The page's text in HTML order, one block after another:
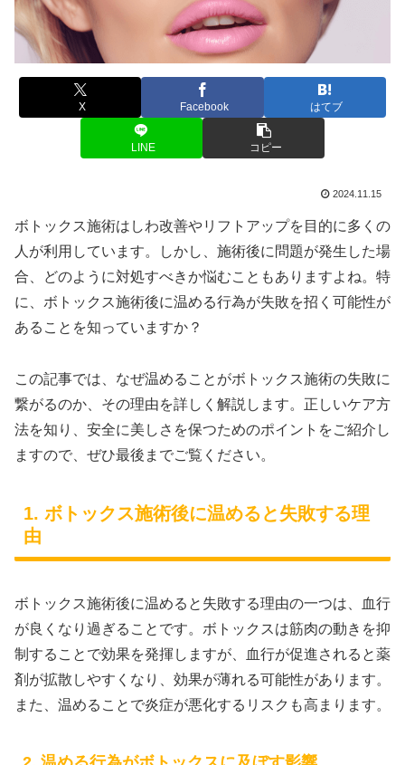
X Facebook はてブ
LINE コピー
2024.11.15
ボトックス施術はしわ改善やリフトアップを目的に多くの
人が利用しています。しかし、施術後に問題が発生した場
合、どのように対処すべきか悩むこともありますよね。特
に、ボトックス施術後に温める行為が失敗を招く可能性が
あることを知っていますか？
この記事では、なぜ温めることがボトックス施術の失敗に
繋がるのか、その理由を詳しく解説します。正しいケア方
法を知り、安全に美しさを保つためのポイントをご紹介し
ますので、ぜひ最後までご覧ください。
1. ボトックス施術後に温めると失敗する理
由
ボトックス施術後に温めると失敗する理由の一つは、血行
が良くなり過ぎることです。ボトックスは筋肉の動きを抑
制することで効果を発揮しますが、血行が促進されると薬
剤が拡散しやすくなり、効果が薄れる可能性があります。
また、温めることで炎症が悪化するリスクも高まります。